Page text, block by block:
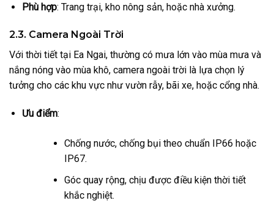
Phù hợp: Trang trại, kho nông sản, hoặc nhà xưởng.
2.3. Camera Ngoài Trời
Với thời tiết tại Ea Ngai, thường có mưa lớn vào mùa mưa và
nắng nóng vào mùa khô, camera ngoài trời là lựa chọn lý
tưởng cho các khu vực như vườn rẫy, bãi xe, hoặc cổng nhà.
Ưu điểm:
Chống nước, chống bụi theo chuẩn IP66 hoặc
IP67.
Góc quay rộng, chịu được điều kiện thời tiết
khắc nghiệt.